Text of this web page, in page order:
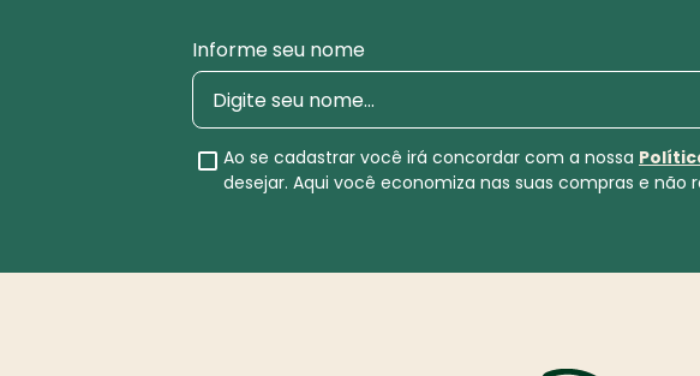
Informe seu nome
Ao se cadastrar você irá concordar com a nossa
desejar. Aqui você economiza nas suas compras e não